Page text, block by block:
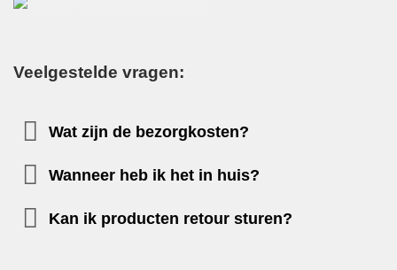
Veelgestelde vragen:
Wat zijn de bezorgkosten?
Wanneer heb ik het in huis?
Kan ik producten retour sturen?